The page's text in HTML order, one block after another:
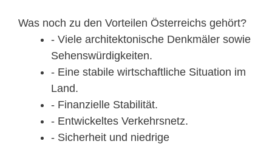
Was noch zu den Vorteilen Österreichs gehört?
- Viele architektonische Denkmäler sowie
Sehenswürdigkeiten.
- Eine stabile wirtschaftliche Situation im
Land.
- Finanzielle Stabilität.
- Entwickeltes Verkehrsnetz.
- Sicherheit und niedrige